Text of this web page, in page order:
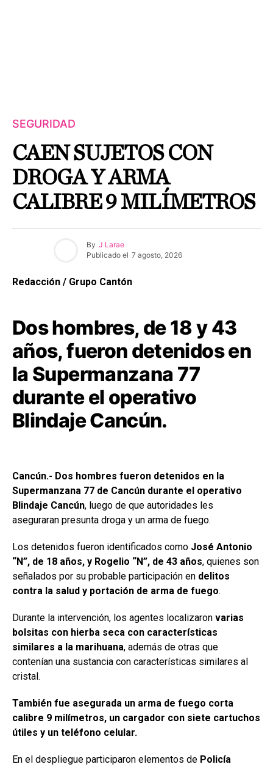
SEGURIDAD
CAEN SUJETOS CON
DROGA Y ARMA
CALIBRE 9 MILÍMETROS
By J Larae
Publicado el 7 agosto, 2026
Redacción / Grupo Cantón
Dos hombres, de 18 y 43
años, fueron detenidos en
la Supermanzana 77
durante el operativo
Blindaje Cancún.
Cancún.- Dos hombres fueron detenidos en la
Supermanzana 77 de Cancún durante el operativo
Blindaje Cancún, luego de que autoridades les
aseguraran presunta droga y un arma de fuego.
Los detenidos fueron identificados como José Antonio
“N”, de 18 años, y Rogelio “N”, de 43 años, quienes son
señalados por su probable participación en delitos
contra la salud y portación de arma de fuego.
Durante la intervención, los agentes localizaron varias
bolsitas con hierba seca con características
similares a la marihuana, además de otras que
contenían una sustancia con características similares al
cristal.
También fue asegurada un arma de fuego corta
calibre 9 milímetros, un cargador con siete cartuchos
útiles y un teléfono celular.
En el despliegue participaron elementos de Policía